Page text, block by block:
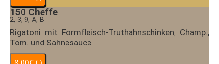
150 Cheffe
2, 3, 9, A, B
Rigatoni mit Formfleisch-Truthahnschinken, Champ.,
Tom. und Sahnesauce